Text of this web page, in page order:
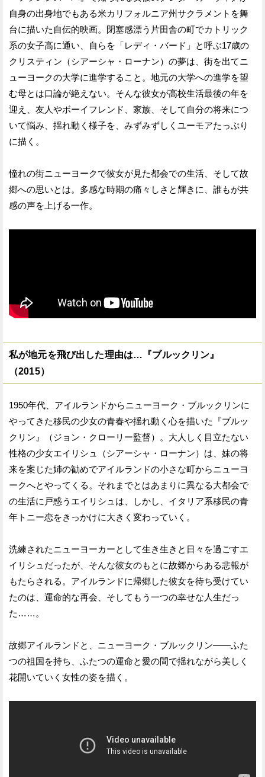
自身の出身地でもある米カリフォルニア州サクラメントを舞
台に描いた自伝的映画。閉塞感漂う片田舎の町でカトリック
系の女子高に通い、自らを「レディ・バード」と呼ぶ17歳の
クリスティン（シアーシャ・ローナン）の夢は、街を出てニ
ューヨークの大学に進学すること。地元の大学への進学を望
む母とは口論が絶えない。そんな彼女が高校生活最後の年を
迎え、友人やボーイフレンド、家族、そして自分の将来につ
いて悩み、揺れ動く様子を、みずみずしくユーモアたっぷり
に描く。
憧れの街ニューヨークで彼女が見た都会での生活、そして故
郷への思いとは。多感な時期の痛々しさと輝きに、誰もが共
感の声を上げる一作。
私が地元を飛び出した理由は…『ブルックリン』
（2015）
1950年代、アイルランドからニューヨーク・ブルックリンに
やってきた移民の少女の青春や揺れ動く心を描いた『ブルッ
クリン』（ジョン・クローリー監督）。大人しく目立たない
性格の少女エイリシュ（シアーシャ・ローナン）は、妹の将
来を案じた姉の勧めでアイルランドの小さな町からニューヨ
ークへとやってくる。それまでとはあまりに異なる大都会で
の生活に戸惑うエイリシュは、しかし、イタリア系移民の青
年トニー恋をきっかけに大きく変わっていく。
洗練されたニューヨーカーとして生き生きと日々を過ごすエ
イリシュだったが、そんな彼女のもとに故郷からある悲報が
もたらされる。アイルランドに帰郷した彼女を待ち受けてい
たのは、運命的な再会、そしてもう一つの幸せな人生だっ
た……。
故郷アイルランドと、ニューヨーク・ブルックリン――ふた
つの祖国を持ち、ふたつの運命と愛の間で揺れながら美しく
花開いていく女性の姿を描く。